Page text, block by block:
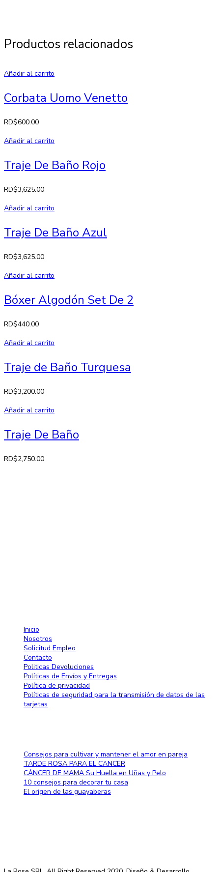
Productos relacionados
Añadir al carrito
Corbata Uomo Venetto
RD$600.00
Añadir al carrito
Traje De Baño Rojo
RD$3,625.00
Añadir al carrito
Traje De Baño Azul
RD$3,625.00
Añadir al carrito
Bóxer Algodón Set De 2
RD$440.00
Añadir al carrito
Traje de Baño Turquesa
RD$3,200.00
Añadir al carrito
Traje De Baño
RD$2,750.00
Inicio
Nosotros
Solicitud Empleo
Contacto
Politicas Devoluciones
Políticas de Envíos y Entregas
Política de privacidad
Políticas de seguridad para la transmisión de datos de las
tarjetas
Consejos para cultivar y mantener el amor en pareja
TARDE ROSA PARA EL CANCER
CÁNCER DE MAMA Su Huella en Uñas y Pelo
10 consejos para decorar tu casa
El origen de las guayaberas